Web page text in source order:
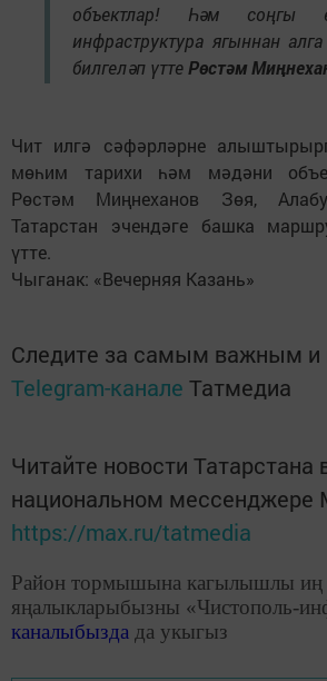
объектлар! Һәм соңгы
инфраструктура ягыннан
билгеләп үтте Рөстәм
Чит илгә сәфәрләрне
мөһим тарихи һәм мәдәни
Рөстәм Миңнеханов Зөя,
Татарстан эчендәге башка
үтте.
Чыганак: «Вечерняя Казань»
Следите за самым важным и
Telegram-канале Татмедиа
Читайте новости Татарстана
национальном мессенджере
https://max.ru/tatmedia
Район тормышына кагылышлы
яңалыкларыбызны «Чистополь-
каналыбызда да укыгыз